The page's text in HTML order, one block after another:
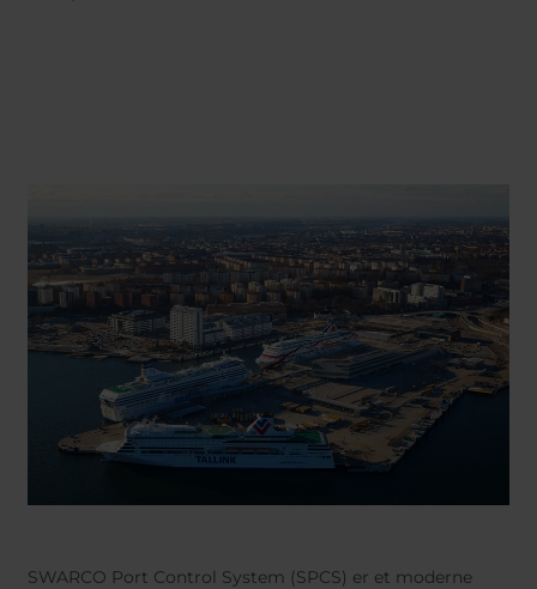
SWARCO Port Control System (SPCS) er et moderne